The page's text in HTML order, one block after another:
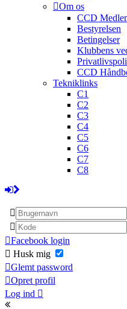
Om os
CCD
Bestyrelsen
Betingelser
Klubbens
CCD
Tekniklinks
C1
C2
C3
C4
C5
C6
C7
C8
Facebook login
Husk mig
Glemt password
Opret profil
Log ind